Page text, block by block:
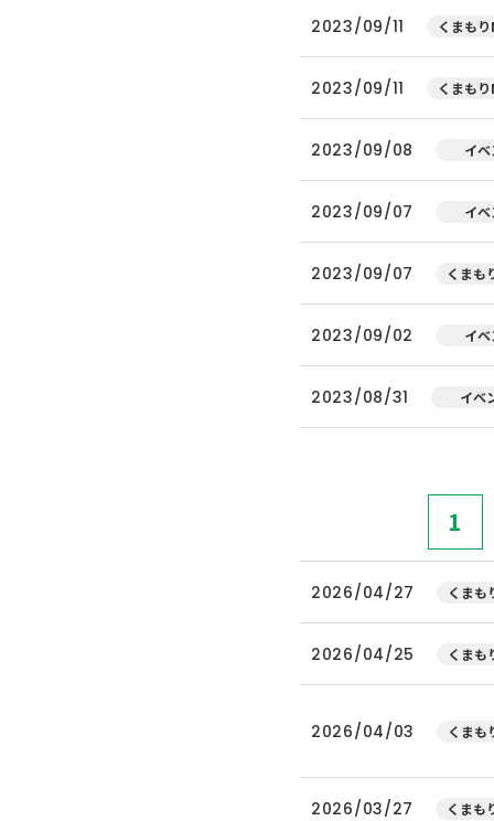
2023/09/11 くまも
2023/09/11 くまも
2023/09/08 イ
2023/09/07 イ
2023/09/07 くまも
2023/09/02 イ
2023/08/31 イベ
1
2026/04/27 くまも
2026/04/25 くまも
2026/04/03 くまも
2026/03/27 くまも